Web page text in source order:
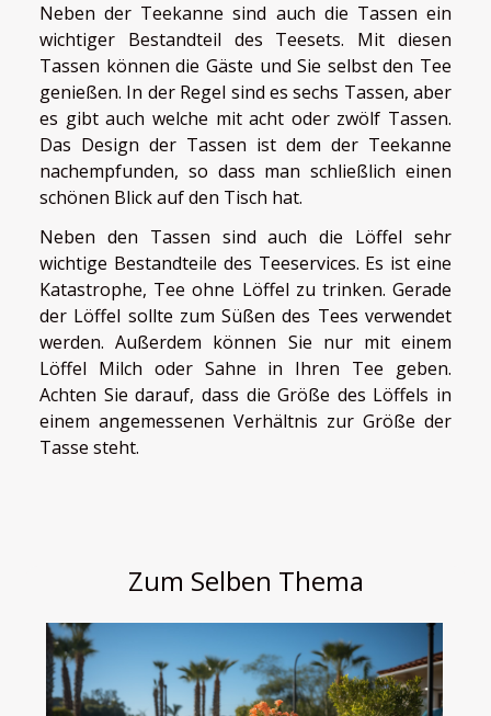
Neben der Teekanne sind auch die Tassen ein
wichtiger Bestandteil des Teesets. Mit diesen
Tassen können die Gäste und Sie selbst den Tee
genießen. In der Regel sind es sechs Tassen, aber
es gibt auch welche mit acht oder zwölf Tassen.
Das Design der Tassen ist dem der Teekanne
nachempfunden, so dass man schließlich einen
schönen Blick auf den Tisch hat.
Neben den Tassen sind auch die Löffel sehr
wichtige Bestandteile des Teeservices. Es ist eine
Katastrophe, Tee ohne Löffel zu trinken. Gerade
der Löffel sollte zum Süßen des Tees verwendet
werden. Außerdem können Sie nur mit einem
Löffel Milch oder Sahne in Ihren Tee geben.
Achten Sie darauf, dass die Größe des Löffels in
einem angemessenen Verhältnis zur Größe der
Tasse steht.
Zum Selben Thema